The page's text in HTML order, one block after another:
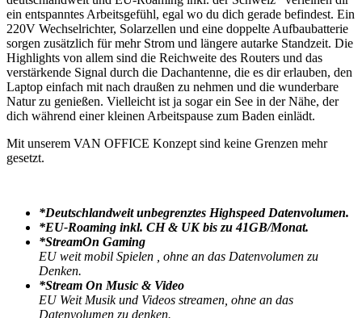
ein entspanntes Arbeitsgefühl, egal wo du dich gerade befindest. Ein
220V Wechselrichter, Solarzellen und eine doppelte Aufbaubatterie
sorgen zusätzlich für mehr Strom und längere autarke Standzeit. Die
Highlights von allem sind die Reichweite des Routers und das
verstärkende Signal durch die Dachantenne, die es dir erlauben, den
Laptop einfach mit nach draußen zu nehmen und die wunderbare
Natur zu genießen. Vielleicht ist ja sogar ein See in der Nähe, der
dich während einer kleinen Arbeitspause zum Baden einlädt.
Mit unserem VAN OFFICE Konzept sind keine Grenzen mehr
gesetzt.
*Deutschlandweit unbegrenztes Highspeed Datenvolumen.
*EU-Roaming inkl. CH & UK bis zu 41GB/Monat.
*StreamOn Gaming
EU weit mobil Spielen , ohne an das Datenvolumen zu
Denken.
*Stream On Music & Video
EU Weit Musik und Videos streamen, ohne an das
Datenvolumen zu denken.